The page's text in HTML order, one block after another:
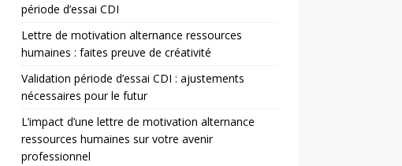
période d’essai CDI
Lettre de motivation alternance ressources
humaines : faites preuve de créativité
Validation période d’essai CDI : ajustements
nécessaires pour le futur
L’impact d’une lettre de motivation alternance
ressources humaines sur votre avenir
professionnel